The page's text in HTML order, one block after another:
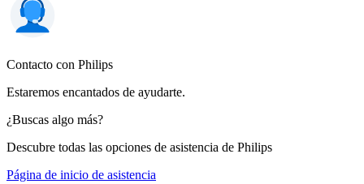
Contacto con Philips
Estaremos encantados de ayudarte.
¿Buscas algo más?
Descubre todas las opciones de asistencia de Philips
Página de inicio de asistencia